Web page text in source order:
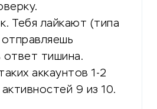
Тебя лайкают (типа
ответ тишина.
аккаунтов 1-2
9 из 10.